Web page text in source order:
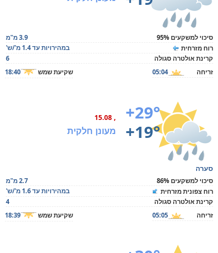
סיכוי למשקעים 95%
3.9 מ"מ
רוח מזרחית
במהירויות עד 1.4 מ'/ש'
קרינת אולטרה סגולה
6
זריחה
05:04 שקיעת שמש 18:40
+29°
+19°
, 15.08
מעונן חלקית
סערה
סיכוי למשקעים 86%
2.7 מ"מ
רוח צפונית מזרחית
במהירויות עד 1.6 מ'/ש'
קרינת אולטרה סגולה
4
זריחה
05:05 שקיעת שמש 18:39